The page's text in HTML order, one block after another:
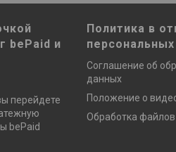
bePaid и
перейдете
bePaid
Политика в
Соглашение об
данных
Положение о
Обработка